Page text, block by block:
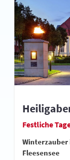
Festliche
Winterzauber
Fleesensee